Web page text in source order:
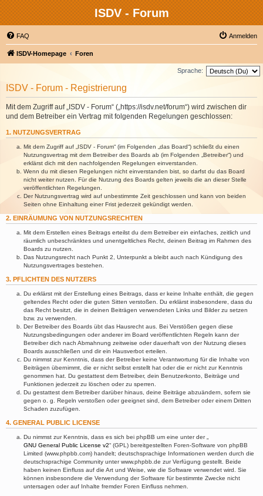
ISDV - Forum
FAQ Anmelden
ISDV-Homepage Foren
Sprache:
ISDV - Forum - Registrierung
Mit dem Zugriff auf „ISDV - Forum“ („https://isdv.net/forum“) wird zwischen dir
und dem Betreiber ein Vertrag mit folgenden Regelungen geschlossen:
1. NUTZUNGSVERTRAG
Mit dem Zugriff auf „ISDV - Forum“ (im Folgenden „das Board“) schließt du einen
Nutzungsvertrag mit dem Betreiber des Boards ab (im Folgenden „Betreiber“) und
erklärst dich mit den nachfolgenden Regelungen einverstanden.
Wenn du mit diesen Regelungen nicht einverstanden bist, so darfst du das Board
nicht weiter nutzen. Für die Nutzung des Boards gelten jeweils die an dieser Stelle
veröffentlichten Regelungen.
Der Nutzungsvertrag wird auf unbestimmte Zeit geschlossen und kann von beiden
Seiten ohne Einhaltung einer Frist jederzeit gekündigt werden.
2. EINRÄUMUNG VON NUTZUNGSRECHTEN
Mit dem Erstellen eines Beitrags erteilst du dem Betreiber ein einfaches, zeitlich und
räumlich unbeschränktes und unentgeltliches Recht, deinen Beitrag im Rahmen des
Boards zu nutzen.
Das Nutzungsrecht nach Punkt 2, Unterpunkt a bleibt auch nach Kündigung des
Nutzungsvertrages bestehen.
3. PFLICHTEN DES NUTZERS
Du erklärst mit der Erstellung eines Beitrags, dass er keine Inhalte enthält, die gegen
geltendes Recht oder die guten Sitten verstoßen. Du erklärst insbesondere, dass du
das Recht besitzt, die in deinen Beiträgen verwendeten Links und Bilder zu setzen
bzw. zu verwenden.
Der Betreiber des Boards übt das Hausrecht aus. Bei Verstößen gegen diese
Nutzungsbedingungen oder anderer im Board veröffentlichten Regeln kann der
Betreiber dich nach Abmahnung zeitweise oder dauerhaft von der Nutzung dieses
Boards ausschließen und dir ein Hausverbot erteilen.
Du nimmst zur Kenntnis, dass der Betreiber keine Verantwortung für die Inhalte von
Beiträgen übernimmt, die er nicht selbst erstellt hat oder die er nicht zur Kenntnis
genommen hat. Du gestattest dem Betreiber, dein Benutzerkonto, Beiträge und
Funktionen jederzeit zu löschen oder zu sperren.
Du gestattest dem Betreiber darüber hinaus, deine Beiträge abzuändern, sofern sie
gegen o. g. Regeln verstoßen oder geeignet sind, dem Betreiber oder einem Dritten
Schaden zuzufügen.
4. GENERAL PUBLIC LICENSE
Du nimmst zur Kenntnis, dass es sich bei phpBB um eine unter der „
GNU General Public License v2“ (GPL) bereitgestellten Foren-Software von phpBB
Limited (www.phpbb.com) handelt; deutschsprachige Informationen werden durch die
deutschsprachige Community unter www.phpbb.de zur Verfügung gestellt. Beide
haben keinen Einfluss auf die Art und Weise, wie die Software verwendet wird. Sie
können insbesondere die Verwendung der Software für bestimmte Zwecke nicht
untersagen oder auf Inhalte fremder Foren Einfluss nehmen.